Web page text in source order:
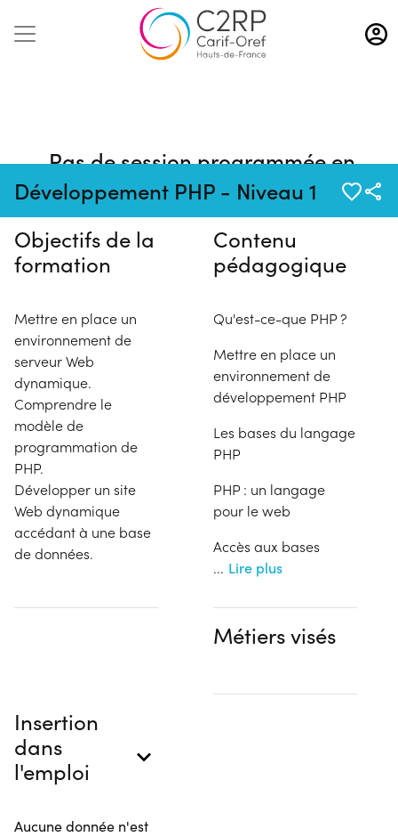
Aller
au
contenu
Développement PHP - Niveau 1
Pas de session programmée en
ce moment
Objectifs de la
formation
Mettre en place un
environnement de
serveur Web
dynamique.
Comprendre le
modèle de
programmation de
PHP.
Développer un site
Web dynamique
accédant à une base
de données.
Contenu
pédagogique
Qu'est-ce-que PHP ?
Mettre en place un
environnement de
développement PHP
Les bases du langage
PHP
PHP : un langage
pour le web
Accès aux bases
... Lire plus
Métiers visés
Insertion
dans
l'emploi
Aucune donnée n'est